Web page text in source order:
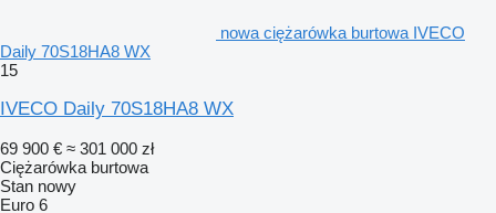
nowa ciężarówka burtowa IVECO
Daily 70S18HA8 WX
15
IVECO Daily 70S18HA8 WX
69 900 € ≈ 301 000 zł
Ciężarówka burtowa
Stan nowy
Euro 6